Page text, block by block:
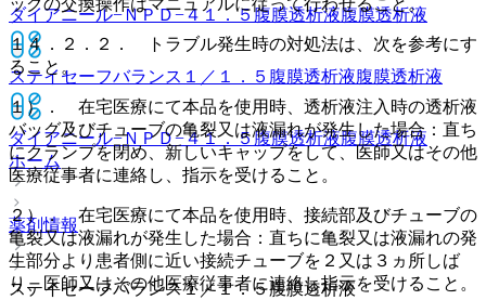
ダイアニール−ＮＰＤ−４１．５腹膜透析液腹膜透析液
ステイセーフバランス１／１．５腹膜透析液腹膜透析液
ダイアニール−ＮＰＤ−４１．５腹膜透析液腹膜透析液
ホーム
薬剤情報
ステイセーフバランス１／１．５腹膜透析液
ッグの交換操作はマニュアルに従って行わせること。
１４．２．２． トラブル発生時の対処法は、次を参考にす
ること。
１）． 在宅医療にて本品を使用時、透析液注入時の透析液
バッグ及びチューブの亀裂又は液漏れが発生した場合：直ち
にクランプを閉め、新しいキャップをして、医師又はその他
医療従事者に連絡し、指示を受けること。
２）． 在宅医療にて本品を使用時、接続部及びチューブの
亀裂又は液漏れが発生した場合：直ちに亀裂又は液漏れの発
生部分より患者側に近い接続チューブを２又は３ヵ所しば
り、医師又はその他医療従事者に連絡し指示を受けること。